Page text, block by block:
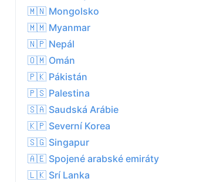
Slabá přeháňka
28.1°C
26.8°C
26.1°C
29.9 kph
44.7 mm
🇲🇳 Mongolsko
🇲🇲 Myanmar
🇳🇵 Nepál
🇴🇲 Omán
🇵🇰 Pákistán
🇵🇸 Palestina
🇸🇦 Saudská Arábie
🇰🇵 Severní Korea
🇸🇬 Singapur
🇦🇪 Spojené arabské emiráty
🇱🇰 Srí Lanka